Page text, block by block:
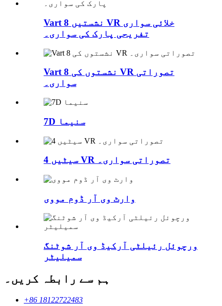
Vart 8 نشستیں VR خلائی سواری
تفریحی پارک کی سواری۔
Vart 8 نشستوں کی VR تصوراتی
سواری۔
7D سنیما
4 سیٹیں VR تصوراتی سواری۔
وارٹ وی آر ڈوم مووی
ورچوئل رئیلٹی آرکیڈ وی آر شوٹنگ
سمیلیٹر
ہم سے رابطہ کریں۔
+86 18122722483